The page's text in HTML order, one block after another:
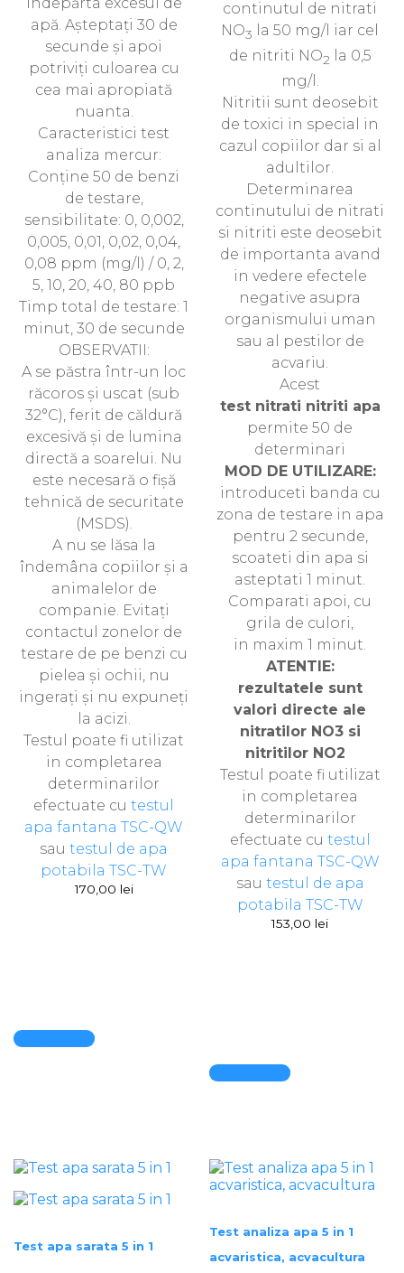
apă. Așteptați 30 de
secunde și apoi
potriviți culoarea cu
cea mai apropiată
nuanta.
Caracteristici test
analiza mercur:
Conține 50 de benzi
de testare,
sensibilitate: 0, 0,002,
0,005, 0,01, 0,02, 0,04,
0,08 ppm (mg/l) / 0, 2,
5, 10, 20, 40, 80 ppb
Timp total de testare: 1
minut, 30 de secunde
OBSERVATII:
A se păstra într-un loc
răcoros și uscat (sub
32°C), ferit de căldură
excesivă și de lumina
directă a soarelui. Nu
este necesară o fișă
tehnică de securitate
(MSDS).
A nu se lăsa la
îndemâna copiilor și a
animalelor de
companie. Evitați
contactul zonelor de
testare de pe benzi cu
pielea și ochii, nu
ingerați și nu expuneți
la acizi.
Testul poate fi utilizat
in completarea
determinarilor
efectuate cutestul
apa fantana TSC-QW
sautestul de apa
potabila TSC-TW
170,00 lei
Quick View
continutul de nitrati
NO3
la 50 mg/l iar cel
de nitriti NO2 la 0,5
mg/l.
Nitritii sunt deosebit
de toxici in special in
cazul copiilor dar si al
adultilor.
Determinarea
continutului de nitrati
si nitriti este deosebit
de importanta avand
in vedere efectele
negative asupra
organismului uman
sau al pestilor de
acvariu.
Acest
test nitrati nitriti apa
permite 50 de
determinari
MOD DE UTILIZARE:
introduceti banda cu
zona de testare in apa
pentru 2 secunde,
scoateti din apa si
asteptati 1 minut.
Comparati apoi, cu
grila de culori,
in maxim 1 minut.
ATENTIE:
rezultatele sunt
valori directe ale
nitratilor NO3 si
nitritilor NO2
Testul poate fi utilizat
in completarea
determinarilor
efectuate cu testul
apa fantana TSC-QW
sau testul de apa
potabila TSC-TW
153,00 lei
Quick View
Test apa sarata 5 in 1
Test analiza apa 5 in 1
acvaristica, acvacultura